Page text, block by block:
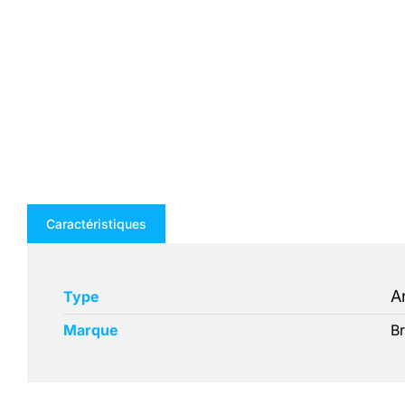
Caractéristiques
Type
Marque